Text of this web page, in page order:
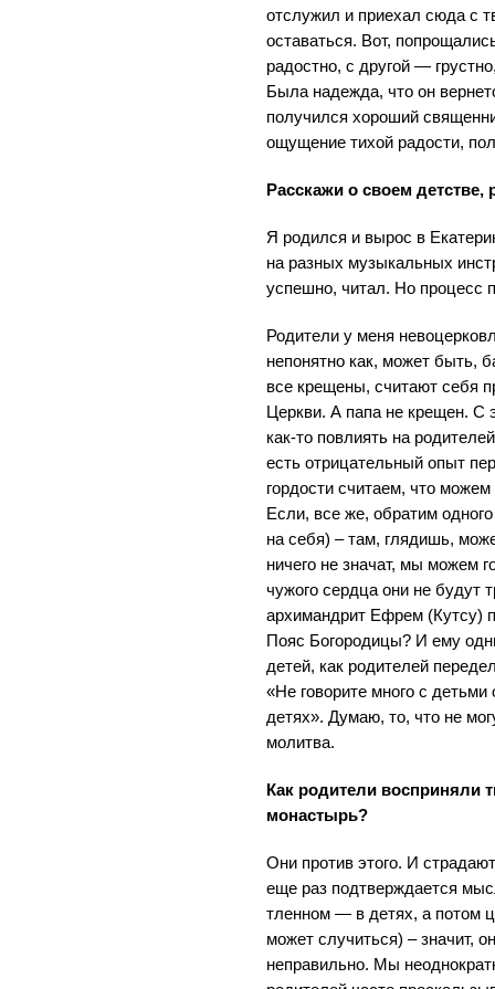
отслужил и приехал сюда с
оставаться. Вот,
радостно, с другой —
Была надежда, что он
получился хороший
ощущение тихой радости,
Расскажи о своем детстве,
Я родился и вырос в
на разных музыкальных
успешно, читал. Но процесс
Родители у меня
непонятно как, может быть,
все крещены, считают себя
Церкви. А папа не крещен. С
как-то повлиять на
есть отрицательный опыт
гордости считаем, что можем
Если, все же, обратим
на себя) – там, глядишь,
ничего не значат, мы можем
чужого сердца они не будут
архимандрит Ефрем (Кутсу)
Пояс Богородицы? И ему
детей, как родителей
«Не говорите много с детьми
детях». Думаю, то, что не
молитва.
Как родители восприняли
монастырь?
Они против этого. И
еще раз подтверждается
тленном — в детях, а потом
может случиться) – значит,
неправильно. Мы